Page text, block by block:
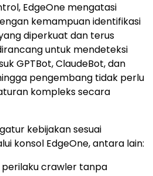
EdgeOne mengatasi
kemampuan identifikasi
diperkuat dan terus
untuk mendeteksi
GPTBot, ClaudeBot, dan
pengembang tidak perlu
kompleks secara
kebijakan sesuai
konsol EdgeOne, antara lain:
crawler tanpa